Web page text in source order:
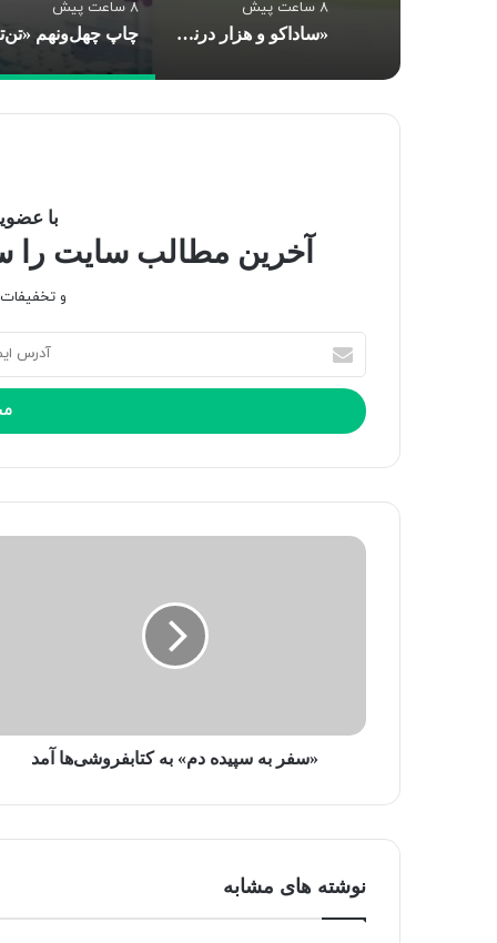
8 ساعت پیش
«ساداکو و هزار درنای کاغذی»؛ روایت کودکانه‌ای از رنج جنگ، امید و صلح
8 ساعت پیش
با
آخرین مطالب سایت را
و تخفیفات
س
ی
خ
ی
«سفر به سپیده دم» به کتابفروشی‌ها آمد
نوشته های مشابه